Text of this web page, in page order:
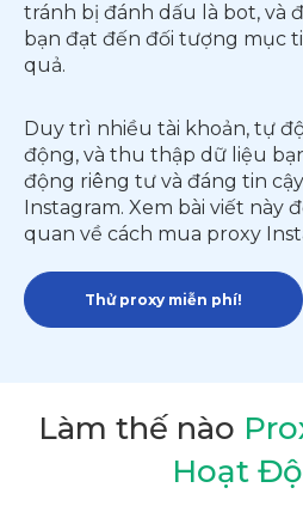
tránh bị đánh dấu là bot, và
bạn đạt đến đối tượng mục
quả.
Duy trì nhiều tài khoản, tự
động, và thu thập dữ liệu
động riêng tư và đáng tin
Instagram. Xem bài viết này
quan về cách mua proxy
Thử proxy miễn phí!
Làm thế nào
Hoạt